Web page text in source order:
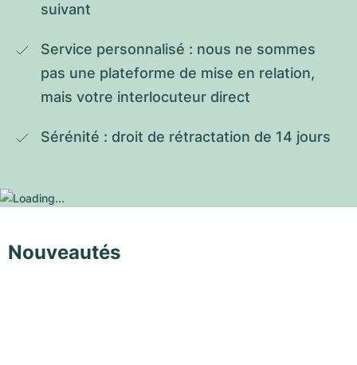
suivant
Service personnalisé : nous ne sommes
pas une plateforme de mise en relation,
mais votre interlocuteur direct
Sérénité : droit de rétractation de 14 jours
Nouveautés